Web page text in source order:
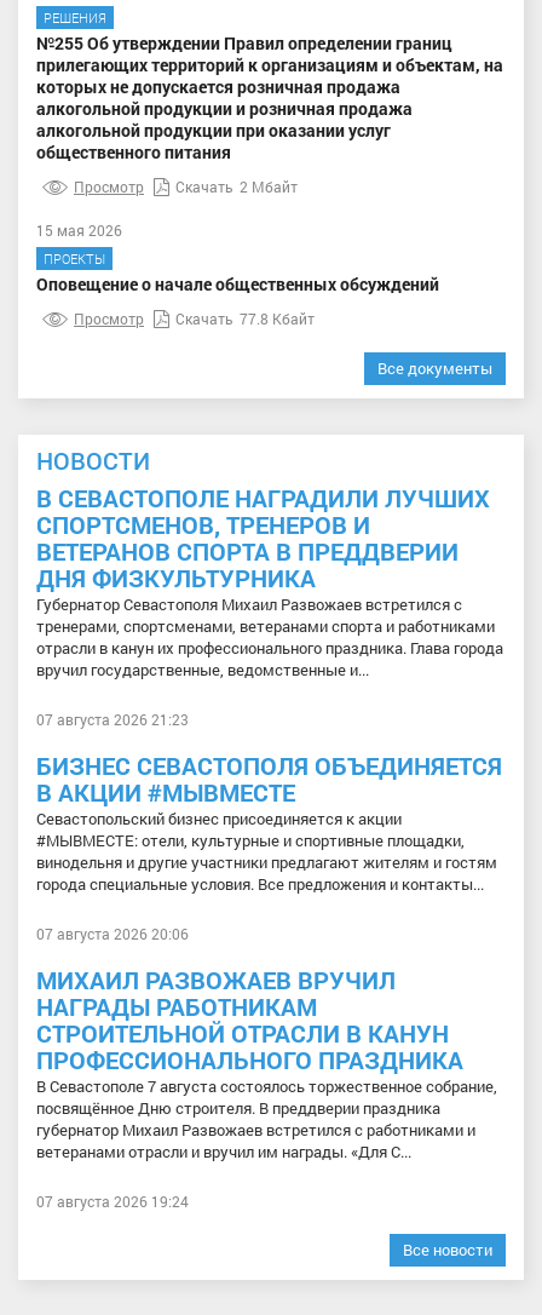
РЕШЕНИЯ
№255 Об утверждении Правил определении границ
прилегающих территорий к организациям и объектам, на
которых не допускается розничная продажа
алкогольной продукции и розничная продажа
алкогольной продукции при оказании услуг
общественного питания
Просмотр Скачать 2 Мбайт
15 мая 2026
ПРОЕКТЫ
Оповещение о начале общественных обсуждений
Просмотр Скачать 77.8 Кбайт
Все документы
НОВОСТИ
В СЕВАСТОПОЛЕ НАГРАДИЛИ ЛУЧШИХ
СПОРТСМЕНОВ, ТРЕНЕРОВ И
ВЕТЕРАНОВ СПОРТА В ПРЕДДВЕРИИ
ДНЯ ФИЗКУЛЬТУРНИКА
Губернатор Севастополя Михаил Развожаев встретился с
тренерами, спортсменами, ветеранами спорта и работниками
отрасли в канун их профессионального праздника. Глава города
вручил государственные, ведомственные и...
07 августа 2026 21:23
БИЗНЕС СЕВАСТОПОЛЯ ОБЪЕДИНЯЕТСЯ
В АКЦИИ #МЫВМЕСТЕ
Севастопольский бизнес присоединяется к акции
#МЫВМЕСТЕ: отели, культурные и спортивные площадки,
винодельня и другие участники предлагают жителям и гостям
города специальные условия. Все предложения и контакты...
07 августа 2026 20:06
МИХАИЛ РАЗВОЖАЕВ ВРУЧИЛ
НАГРАДЫ РАБОТНИКАМ
СТРОИТЕЛЬНОЙ ОТРАСЛИ В КАНУН
ПРОФЕССИОНАЛЬНОГО ПРАЗДНИКА
В Севастополе 7 августа состоялось торжественное собрание,
посвящённое Дню строителя. В преддверии праздника
губернатор Михаил Развожаев встретился с работниками и
ветеранами отрасли и вручил им награды. «Для С...
07 августа 2026 19:24
Все новости